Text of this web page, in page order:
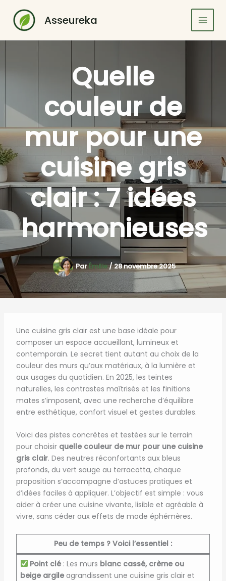
contenu
Asseureka
Quelle
couleur de
mur pour une
cuisine gris
clair : 7 idées
harmonieuses
ParÉmilie/28 novembre 2025
Une cuisine gris clair est une base idéale pour
composer un espace accueillant, lumineux et
contemporain. Le secret tient autant au choix de la
couleur des murs qu’aux matériaux, à la lumière et
aux usages du quotidien. En 2025, les teintes
naturelles, les contrastes maîtrisés et les finitions
mates s’imposent, avec une recherche d’équilibre
entre esthétique, confort visuel et gestes durables.
Voici des pistes concrètes et testées sur le terrain
pour choisir quelle couleur de mur pour une cuisine
gris clair. Des neutres réconfortants aux bleus
profonds, du vert sauge au terracotta, chaque
proposition s’accompagne d’astuces pratiques et
d’idées faciles à appliquer. L’objectif est simple : vous
aider à créer une cuisine vivante, lisible et agréable à
vivre, sans céder aux effets de mode éphémères.
Peu de temps ? Voici l’essentiel :
Point clé : Les murs blanc cassé, crème ou
beige argileagrandissent une cuisine gris clair et